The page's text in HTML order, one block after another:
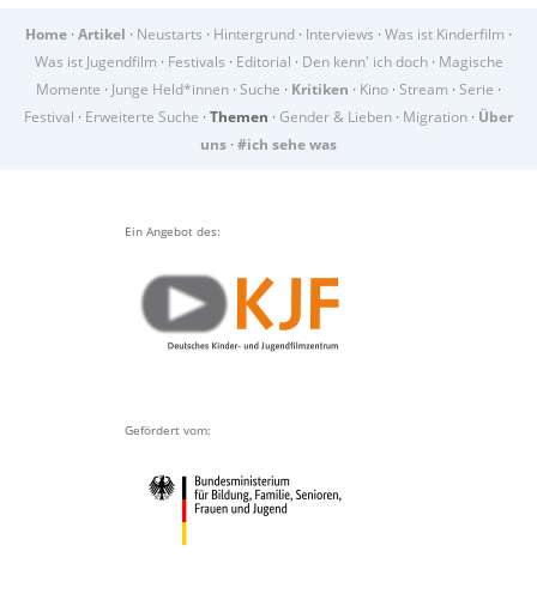
Home · Artikel · Neustarts · Hintergrund · Interviews · Was ist Kinderfilm ·
Was ist Jugendfilm · Festivals · Editorial · Den kenn' ich doch· Magische
Momente · Junge Held*innen · Suche · Kritiken · Kino · Stream · Serie ·
Festival · Erweiterte Suche · Themen · Gender & Lieben · Migration · Über
uns · #ich sehe was
Ein Angebot des:
Gefördert vom: